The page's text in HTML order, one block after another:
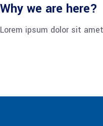
Why we are here?
Lorem ipsum dolor sit